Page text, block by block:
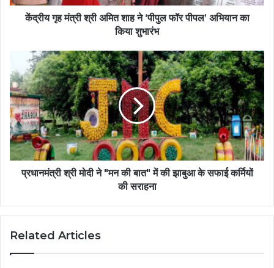
केंद्रीय गृह मंत्री श्री अमित शाह ने ‘पीपुल फॉर पीपल’ अभियान का
किया शुभारंभ
प्रधानमंत्री श्री मोदी ने "मन की बात" में की झाबुआ के सफाई कर्मियों
की सराहना
Related Articles